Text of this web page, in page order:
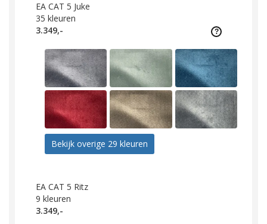
EA CAT 5 Juke
35 kleuren
3.349,-
Bekijk overige 29 kleuren
EA CAT 5 Ritz
9 kleuren
3.349,-